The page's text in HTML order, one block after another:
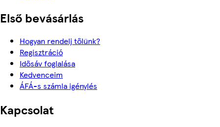
Első bevásárlás
Hogyan rendelj tőlünk?
Regisztráció
Idősáv foglalása
Kedvenceim
ÁFÁ-s számla igénylés
Kapcsolat